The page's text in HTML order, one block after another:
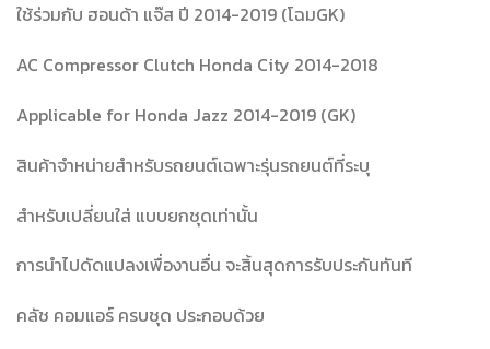
ใช้ร่วมกับ ฮอนด้า แจ๊ส ปี 2014-2019 (โฉมGK)
AC Compressor Clutch Honda City 2014-2018
Applicable for Honda Jazz 2014-2019 (GK)
สินค้าจำหน่ายสำหรับรถยนต์เฉพาะรุ่นรถยนต์ที่ระบุ
สำหรับเปลี่ยนใส่ แบบยกชุดเท่านั้น
การนำไปดัดแปลงเพื่องานอื่น จะสิ้นสุดการรับประกันทันที
คลัช คอมแอร์ ครบชุด ประกอบด้วย